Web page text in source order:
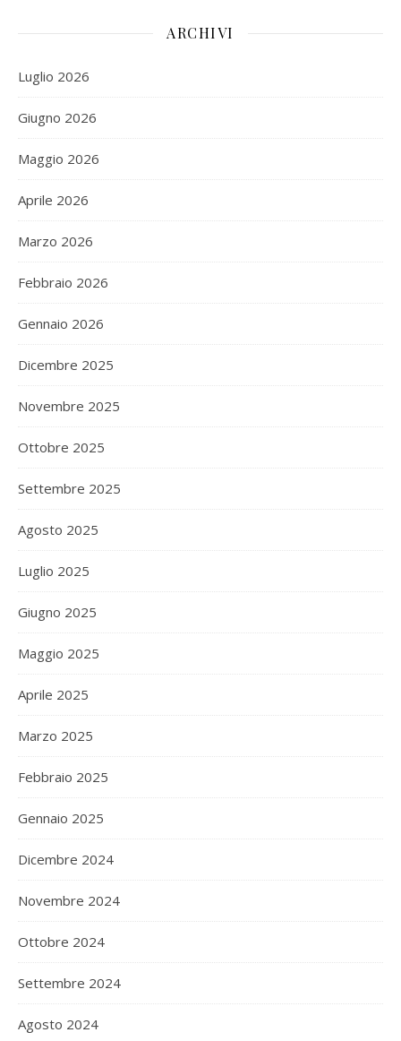
ARCHIVI
Luglio 2026
Giugno 2026
Maggio 2026
Aprile 2026
Marzo 2026
Febbraio 2026
Gennaio 2026
Dicembre 2025
Novembre 2025
Ottobre 2025
Settembre 2025
Agosto 2025
Luglio 2025
Giugno 2025
Maggio 2025
Aprile 2025
Marzo 2025
Febbraio 2025
Gennaio 2025
Dicembre 2024
Novembre 2024
Ottobre 2024
Settembre 2024
Agosto 2024